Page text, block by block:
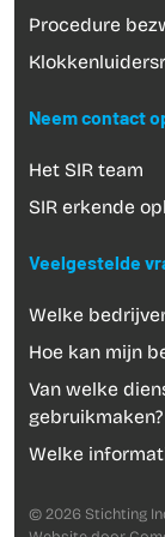
Procedure
Neem contact
Het SIR team
SIR erkende
Veelgestelde
Welke
Hoe kan mijn
Van welke
gebruikmaken?
Welke
© 2026 Stichting